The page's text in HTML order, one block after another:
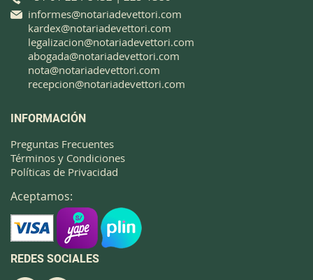
informes@notariadevettori.com
kardex@notariadevettori.com
legalizacion@notariadevettori.com
abogada@notariadevettori.com
nota@notariadevettori.com
recepcion@notariadevettori.com
INFORMACIÓN
Preguntas Frecuentes
Términos y Condiciones
Políticas de Privacidad
Aceptamos:
REDES SOCIALES